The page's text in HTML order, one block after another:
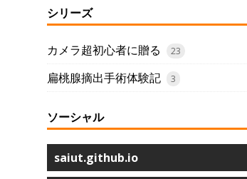
シリーズ
カメラ超初心者に贈る 23
扁桃腺摘出手術体験記 3
ソーシャル
saiut.github.io